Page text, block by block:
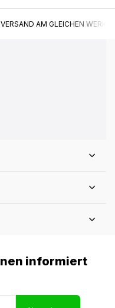
AM GLEICHEN WERKTAG*
informiert